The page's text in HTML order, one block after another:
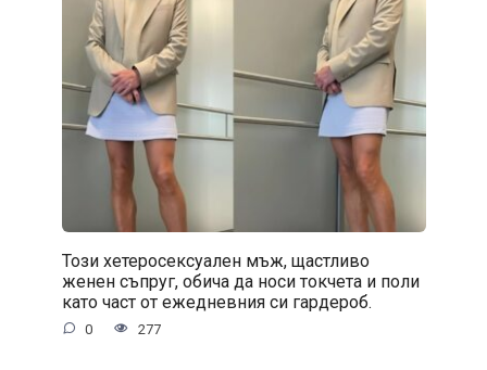
Този хетеросексуален мъж, щастливо
женен съпруг, обича да носи токчета и поли
като част от ежедневния си гардероб.
0 277